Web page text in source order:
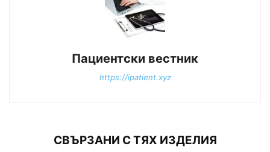
Пациентски вестник
https://ipatient.xyz
СВЪРЗАНИ С ТЯХ ИЗДЕЛИЯ